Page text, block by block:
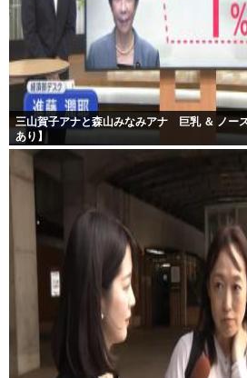
三山賀子アナと森山みなみアナ 巨乳 ＆ ノー
あり】